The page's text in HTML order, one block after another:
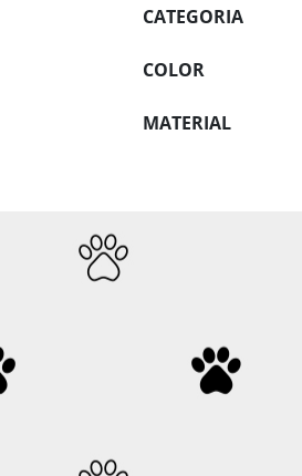
CATEGORIA
COLOR
MATERIAL